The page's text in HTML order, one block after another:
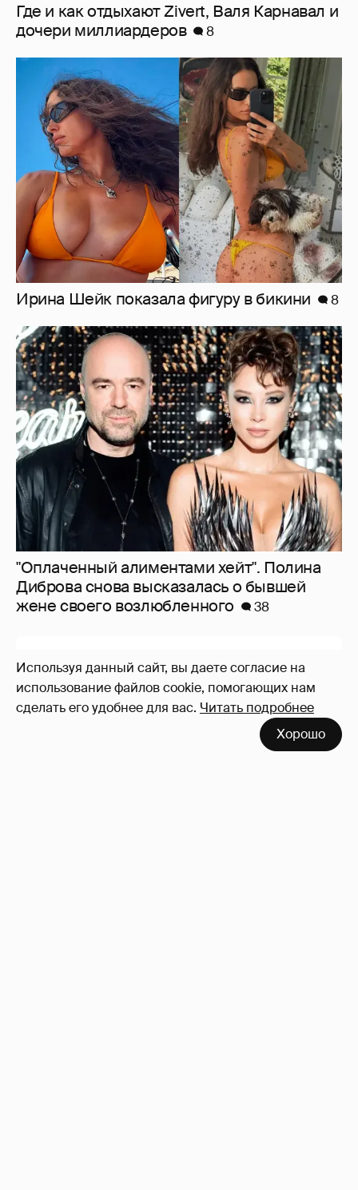
Используя данный сайт, вы даете согласие на
использование файлов cookie, помогающих нам
сделать его удобнее для вас. Читать подробнее
Хорошо
Где и как отдыхают Zivert, Валя Карнавал и
дочери миллиардеров
8
Ирина Шейк показала фигуру в бикини 8
"Оплаченный алиментами хейт". Полина
Диброва снова высказалась о бывшей
жене своего возлюбленного
38